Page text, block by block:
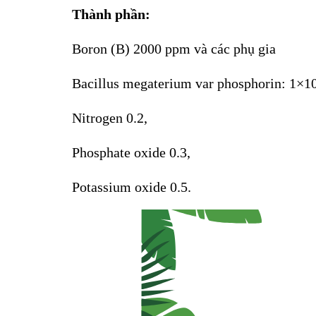
Thành phần:
Boron (B) 2000 ppm và các phụ gia
Bacillus megaterium var phosphorin:
Nitrogen 0.2,
Phosphate oxide 0.3,
Potassium oxide 0.5.